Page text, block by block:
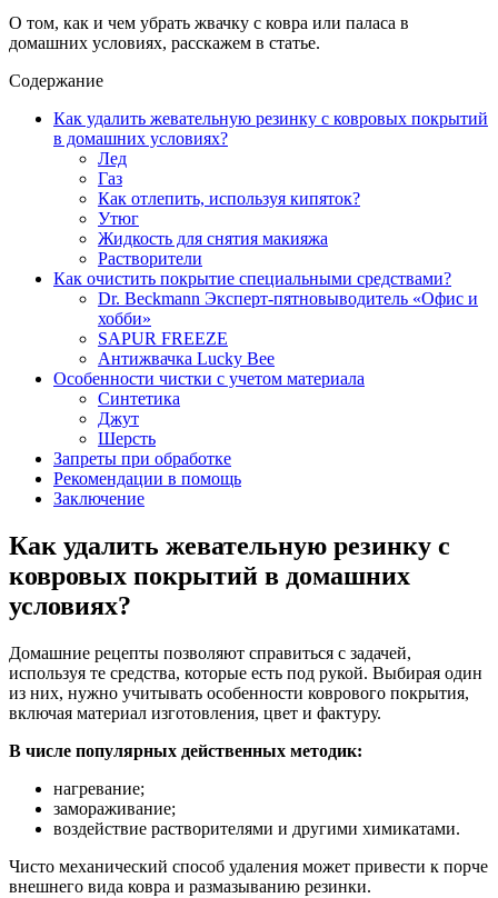
О том, как и чем убрать жвачку с ковра или паласа в
домашних условиях, расскажем в статье.
Содержание
Как удалить жевательную резинку с ковровых покрытий
в домашних условиях?
Лед
Газ
Как отлепить, используя кипяток?
Утюг
Жидкость для снятия макияжа
Растворители
Как очистить покрытие специальными средствами?
Dr. Beckmann Эксперт-пятновыводитель «Офис и
хобби»
SAPUR FREEZE
Антижвачка Lucky Bee
Особенности чистки с учетом материала
Синтетика
Джут
Шерсть
Запреты при обработке
Рекомендации в помощь
Заключение
Как удалить жевательную резинку с
ковровых покрытий в домашних
условиях?
Домашние рецепты позволяют справиться с задачей,
используя те средства, которые есть под рукой. Выбирая один
из них, нужно учитывать особенности коврового покрытия,
включая материал изготовления, цвет и фактуру.
В числе популярных действенных методик:
нагревание;
замораживание;
воздействие растворителями и другими химикатами.
Чисто механический способ удаления может привести к порче
внешнего вида ковра и размазыванию резинки.